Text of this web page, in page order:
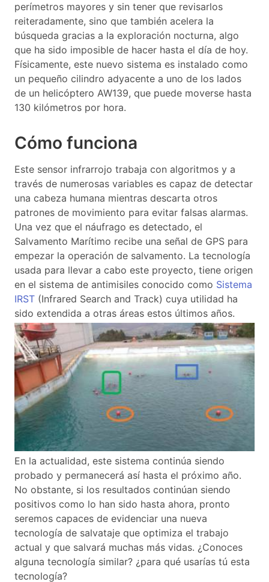
perímetros mayores y sin tener que revisarlos
reiteradamente, sino que también acelera la
búsqueda gracias a la exploración nocturna, algo
que ha sido imposible de hacer hasta el día de hoy.
Físicamente, este nuevo sistema es instalado como
un pequeño cilindro adyacente a uno de los lados
de un helicóptero AW139, que puede moverse hasta
130 kilómetros por hora.
Cómo funciona
Este sensor infrarrojo trabaja con algoritmos y a
través de numerosas variables es capaz de detectar
una cabeza humana mientras descarta otros
patrones de movimiento para evitar falsas alarmas.
Una vez que el náufrago es detectado, el
Salvamento Marítimo recibe una señal de GPS para
empezar la operación de salvamento. La tecnología
usada para llevar a cabo este proyecto, tiene origen
en el sistema de antimisiles conocido como Sistema
IRST (Infrared Search and Track) cuya utilidad ha
sido extendida a otras áreas estos últimos años.
En la actualidad, este sistema continúa siendo
probado y permanecerá así hasta el próximo año.
No obstante, si los resultados continúan siendo
positivos como lo han sido hasta ahora, pronto
seremos capaces de evidenciar una nueva
tecnología de salvataje que optimiza el trabajo
actual y que salvará muchas más vidas. ¿Conoces
alguna tecnología similar? ¿para qué usarías tú esta
tecnología?